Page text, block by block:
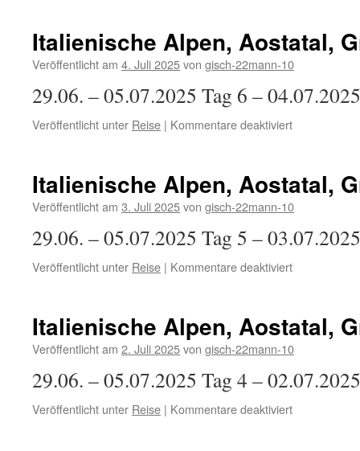
Italienische Alpen, Aostatal,
Veröffentlicht am 4. Juli 2025von gisch-22mann-10
29.06. – 05.07.2025 Tag 6 – 04.07.2025
Veröffentlicht unter Reise | Kommentare deaktiviertfür
Gran
Paradiso
Italienische Alpen, Aostatal,
Veröffentlicht am 3. Juli 2025von gisch-22mann-10
29.06. – 05.07.2025 Tag 5 – 03.07.2025
Veröffentlicht unter Reise | Kommentare deaktiviertfür
Gran
Paradiso
Italienische Alpen, Aostatal,
Veröffentlicht am 2. Juli 2025von gisch-22mann-10
29.06. – 05.07.2025 Tag 4 – 02.07.2025
Veröffentlicht unter Reise | Kommentare deaktiviertfür